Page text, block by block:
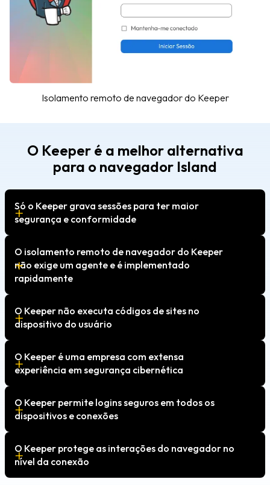
Isolamento remoto de navegador do Keeper
O Keeper é a melhor alternativa
para o navegador Island
Só o Keeper grava sessões para ter maior
segurança e conformidade
O isolamento remoto de navegador do Keeper
não exige um agente e é implementado
rapidamente
O Keeper não executa códigos de sites no
dispositivo do usuário
O Keeper é uma empresa com extensa
experiência em segurança cibernética
O Keeper permite logins seguros em todos os
dispositivos e conexões
O Keeper protege as interações do navegador no
nível da conexão